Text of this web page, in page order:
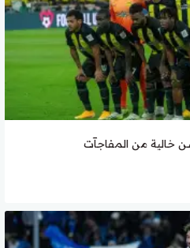
خالية من المفاجآت